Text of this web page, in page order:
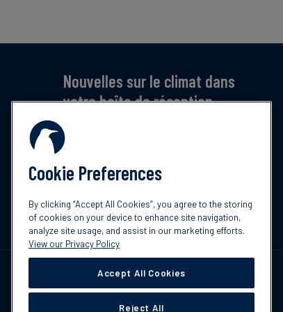
Nouvelles sur le climat dans
votre boîte de réception
Inscrivez-vous pour recevoir notre bulletin
mensuel gratuit sur les dernières tendances,
Abonnez-vous
Cookie Preferences
By clicking “Accept All Cookies”, you agree to the storing
of cookies on your device to enhance site navigation,
analyze site usage, and assist in our marketing efforts.
View our Privacy Policy
Accept All Cookies
Reject All